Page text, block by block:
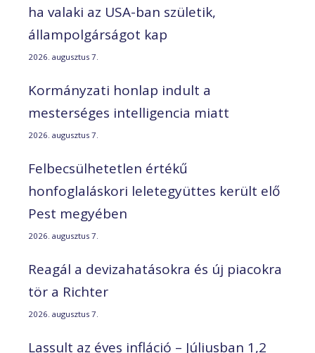
ha valaki az USA-ban születik,
állampolgárságot kap
2026. augusztus 7.
Kormányzati honlap indult a
mesterséges intelligencia miatt
2026. augusztus 7.
Felbecsülhetetlen értékű
honfoglaláskori leletegyüttes került elő
Pest megyében
2026. augusztus 7.
Reagál a devizahatásokra és új piacokra
tör a Richter
2026. augusztus 7.
Lassult az éves infláció – Júliusban 1,2